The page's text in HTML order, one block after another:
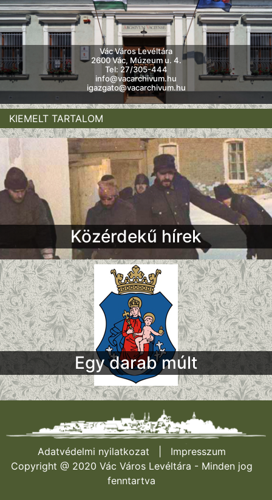
Vác Város Levéltára
2600 Vác, Múzeum u. 4.
Tel: 27/305-444
info@vacarchivum.hu
igazgato@vacarchivum.hu
KIEMELT TARTALOM
Közérdekű hírek
Egy darab múlt
Adatvédelmi nyilatkozat
Impresszum
Copyright @ 2020 Vác Város Levéltára - Minden jog
fenntartva